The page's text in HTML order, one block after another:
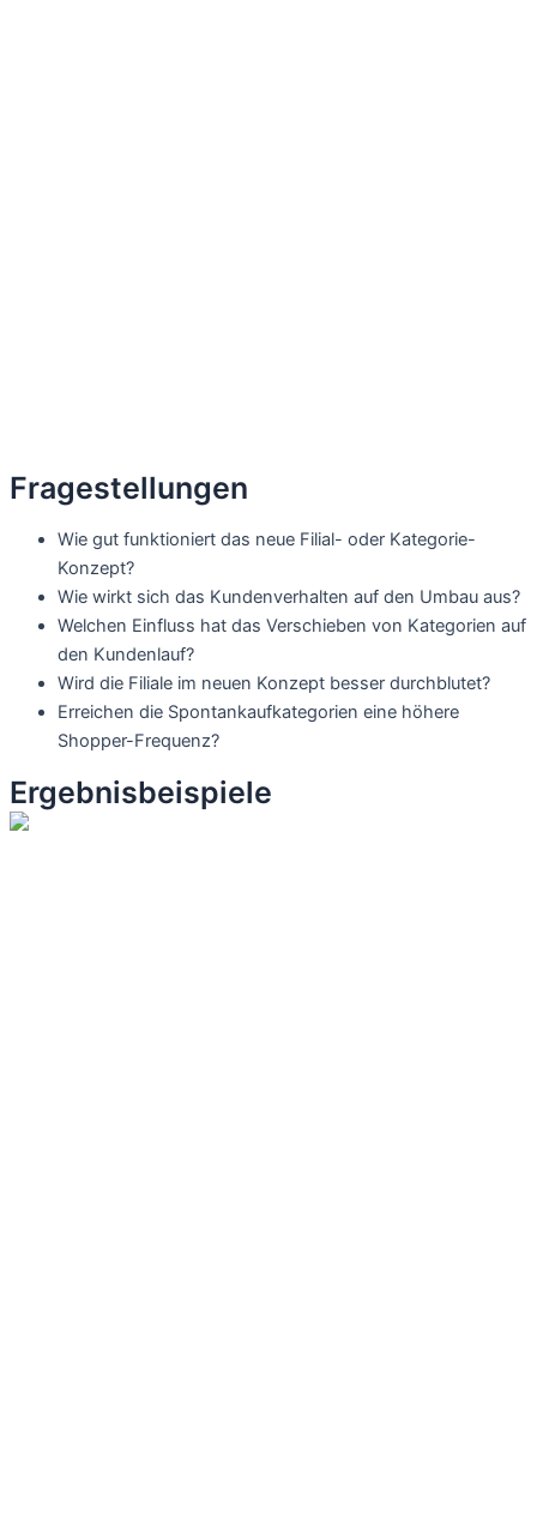
Fragestellungen
Wie gut funktioniert das neue Filial- oder Kategorie-
Konzept?
Wie wirkt sich das Kundenverhalten auf den Umbau aus?
Welchen Einfluss hat das Verschieben von Kategorien auf
den Kundenlauf?
Wird die Filiale im neuen Konzept besser durchblutet?
Erreichen die Spontankaufkategorien eine höhere
Shopper-Frequenz?
Ergebnisbeispiele